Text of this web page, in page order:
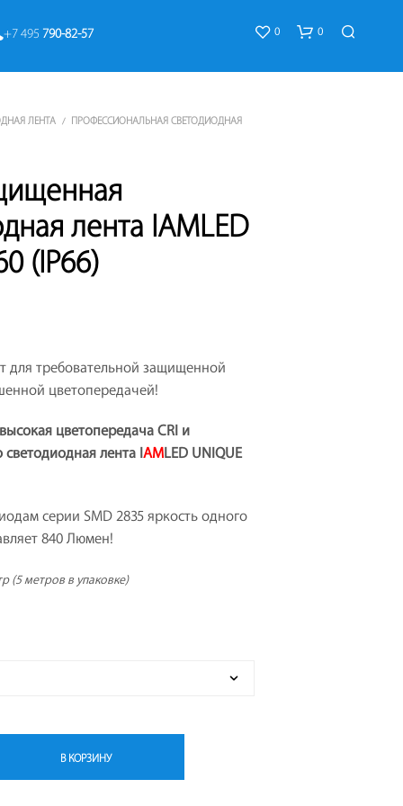
+7 495 790-82-57 0 0
ЛЕНТА /
ПРОФЕССИОНАЛЬНАЯ СВЕТОДИОДНАЯ
лента IAMLED
(IP66)
для требовательной защищенной
цветопередачей!
цветопередача CRI и
светодиодная лента IAMLED UNIQUE
серии SMD 2835 яркость одного
840 Люмен!
(5 метров в упаковке)
В КОРЗИНУ